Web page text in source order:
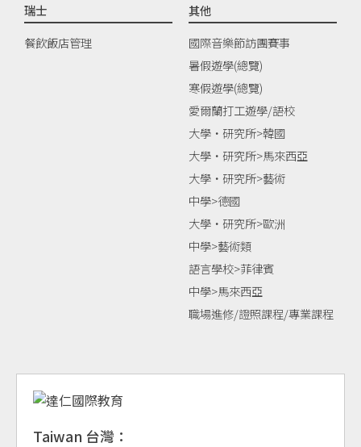
瑞士
餐飲飯店管理
其他
國際音樂節訪團賽事
暑假遊學(總覽)
寒假遊學(總覽)
愛爾蘭打工遊學/語校
大學‧研究所>韓國
大學‧研究所>馬來西亞
大學‧研究所>藝術
中學>德國
大學‧研究所>歐洲
中學>藝術類
語言學校>菲律賓
中學>馬來西亞
職場進修/證照課程/專業課程
Taiwan 台灣：